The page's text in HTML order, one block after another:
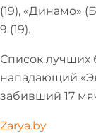
(19), «Динамо»
9 (19).
Список лучших
нападающий
забивший 17
Zarya.by